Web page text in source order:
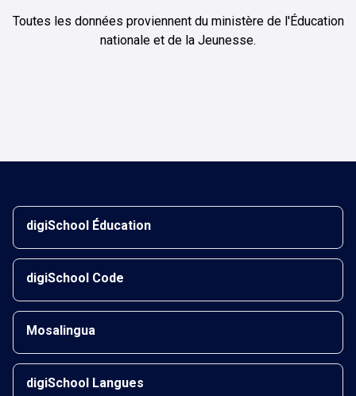
Toutes les données proviennent du ministère de l'Éducation
nationale et de la Jeunesse.
digiSchool Éducation
digiSchool Code
Mosalingua
digiSchool Langues